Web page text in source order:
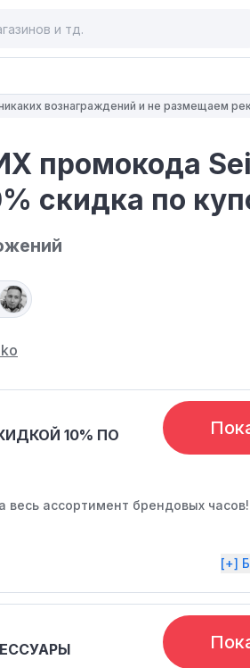
вознаграждений и не размещаем
скидка по
10% ПО
весь ассортимент брендовых
[+]